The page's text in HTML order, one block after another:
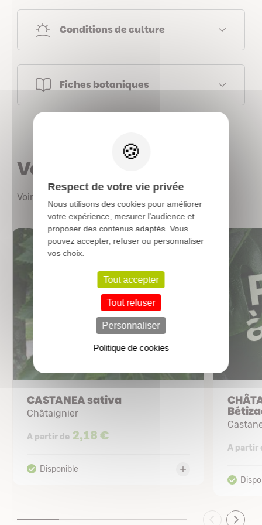
Conditions de culture
Fiches botaniques
Vous aimerez aussi
Voir les autres produits
CASTANEA sativa
Châtaignier
A partir de 2,18 €
A partir
Respect de votre vie privée
Nous utilisons des cookies pour améliorer
votre expérience, mesurer l'audience et
proposer des contenus adaptés. Vous
pouvez accepter, refuser ou personnaliser
vos choix.
Tout accepter
Tout refuser
Personnaliser
Politique de cookies